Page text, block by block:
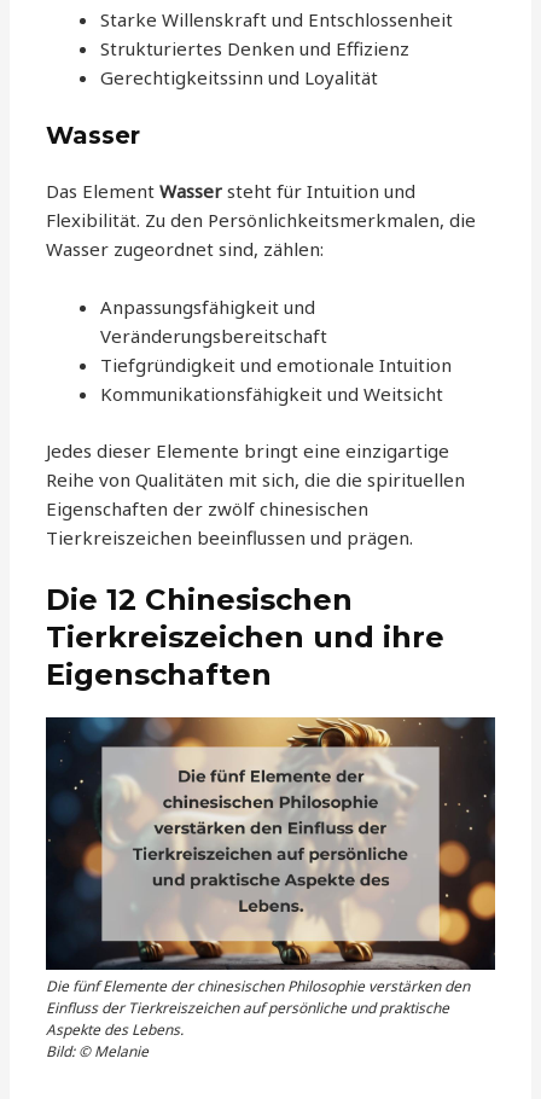
Starke Willenskraft und Entschlossenheit
Strukturiertes Denken und Effizienz
Gerechtigkeitssinn und Loyalität
Wasser
Das ElementWasser steht für Intuition und
Flexibilität. Zu den Persönlichkeitsmerkmalen, die
Wasser zugeordnet sind, zählen:
Anpassungsfähigkeit und
Veränderungsbereitschaft
Tiefgründigkeit und emotionale Intuition
Kommunikationsfähigkeit und Weitsicht
Jedes dieser Elemente bringt eine einzigartige
Reihe von Qualitäten mit sich, die die spirituellen
Eigenschaften der zwölf chinesischen
Tierkreiszeichen beeinflussen und prägen.
Die 12 Chinesischen
Tierkreiszeichen und ihre
Eigenschaften
Die fünf Elemente der chinesischen Philosophie verstärken den
Einfluss der Tierkreiszeichen auf persönliche und praktische
Aspekte des Lebens.
Bild: © Melanie